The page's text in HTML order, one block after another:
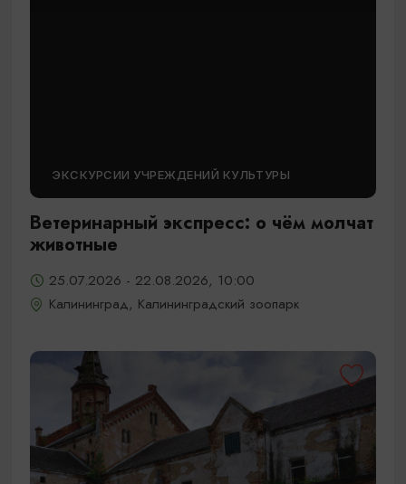
ЭКСКУРСИИ УЧРЕЖДЕНИЙ КУЛЬТУРЫ
Ветеринарный экспресс: о чём молчат
животные
25.07.2026 - 22.08.2026, 10:00
Калининград, Калининградский зоопарк